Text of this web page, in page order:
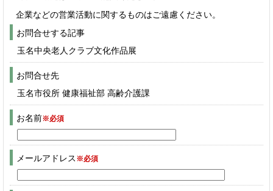
企業などの営業活動に関するものはご遠慮ください。
お問合せする記事
玉名中央老人クラブ文化作品展
お問合せ先
玉名市役所 健康福祉部 高齢介護課
お名前※必須
メールアドレス ※必須